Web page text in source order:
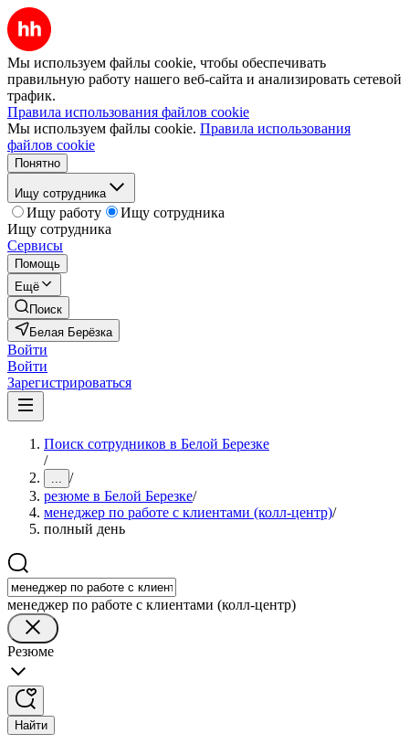
Мы используем файлы cookie, чтобы обеспечивать
правильную работу нашего веб-сайта и анализировать сетевой
трафик.
Правила использования файлов cookie
Мы используем файлы cookie. Правила использования
файлов cookie
Понятно
Ищу сотрудника
Ищу работу
Ищу сотрудника
Ищу сотрудника
Сервисы
Помощь
Ещё
Поиск
Белая Берёзка
Войти
Войти
Зарегистрироваться
Поиск сотрудников в Белой Березке
/
... /
резюме в Белой Березке/
менеджер по работе с клиентами (колл-центр)/
полный день
менеджер по работе с клиентами (колл-центр)
Резюме
Найти